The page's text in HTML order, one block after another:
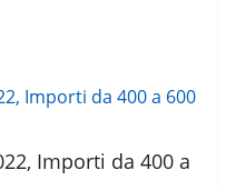
Importi da 400 a